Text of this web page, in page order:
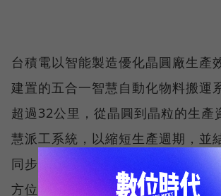
台積電以智能製造優化晶圓廠生產
建置的五合一智慧自動化物料搬運
超過32公里，從晶圓到晶粒的生產
慧派工系統，以縮短生產週期，並
同步執行精準製程控制、即時偵測
方位的晶片等級(Die-level)大數據